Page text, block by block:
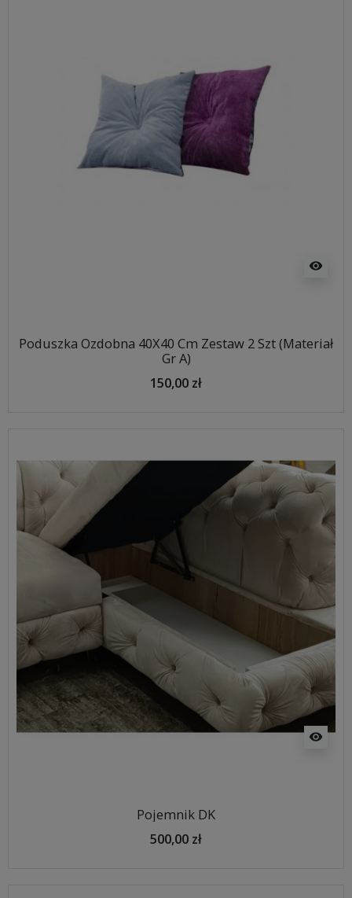
visibility
Poduszka Ozdobna 40X40 Cm Zestaw 2 Szt (Materiał
Gr A)
150,00 zł
visibility
Pojemnik DK
500,00 zł